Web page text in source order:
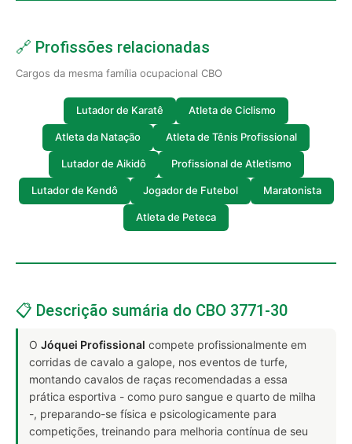
🔗 Profissões relacionadas
Cargos da mesma família ocupacional CBO
Lutador de Karatê Atleta de Ciclismo
Atleta da Natação Atleta de Tênis Profissional
Lutador de Aikidô Profissional de Atletismo
Lutador de Kendô Jogador de Futebol Maratonista
Atleta de Peteca
📋 Descrição sumária do CBO 3771-30
O Jóquei Profissional compete profissionalmente em
corridas de cavalo a galope, nos eventos de turfe,
montando cavalos de raças recomendadas a essa
prática esportiva - como puro sangue e quarto de milha
-, preparando-se física e psicologicamente para
competições, treinando para melhoria contínua de seu